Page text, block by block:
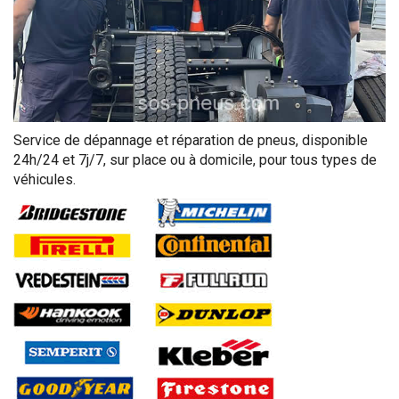
Service de dépannage et réparation de pneus, disponible
24h/24 et 7j/7, sur place ou à domicile, pour tous types de
véhicules.